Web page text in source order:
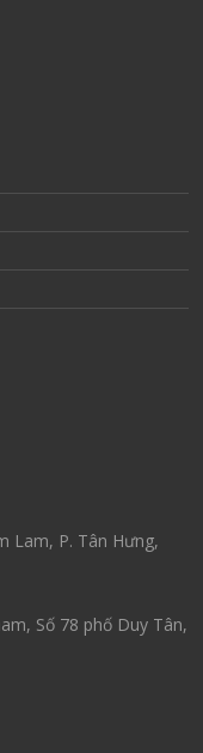
Lam, P. Tân Hưng,
Số 78 phố Duy Tân,